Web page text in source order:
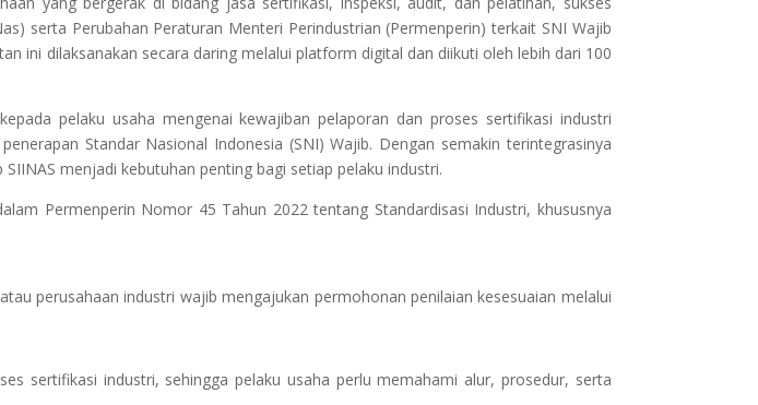
serta Perubahan Peraturan Menteri Perindustrian (Permenperin) terkait SNI Wajib
ini dilaksanakan secara daring melalui platform digital dan diikuti oleh lebih dari 100
pelaku usaha mengenai kewajiban pelaporan dan proses sertifikasi industri
Standar Nasional Indonesia (SNI) Wajib. Dengan semakin terintegrasinya
menjadi kebutuhan penting bagi setiap pelaku industri.
Permenperin Nomor 45 Tahun 2022 tentang Standardisasi Industri, khususnya
perusahaan industri wajib mengajukan permohonan penilaian kesesuaian melalui
sertifikasi industri, sehingga pelaku usaha perlu memahami alur, prosedur, serta